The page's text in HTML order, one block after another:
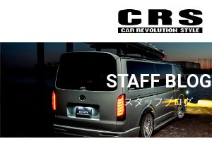
STAFF BLOG
スタッフブログ